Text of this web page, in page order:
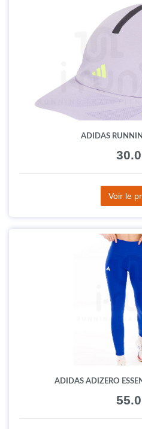
ADIDAS
Voir le
ADIDAS ADIZERO